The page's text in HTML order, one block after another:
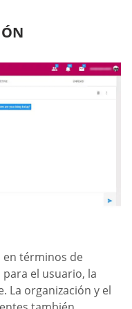
en términos de
el usuario, la
La organización y el